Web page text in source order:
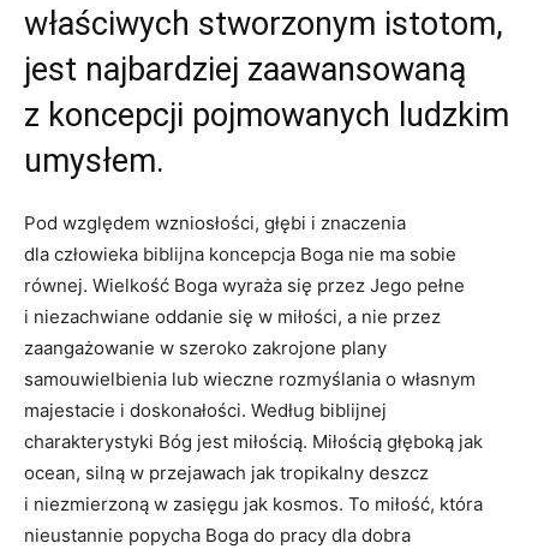
właściwych stworzonym istotom,
jest najbardziej zaawansowaną
z koncepcji pojmowanych ludzkim
umysłem.
Pod względem wzniosłości, głębi i znaczenia
dla człowieka biblijna koncepcja Boga nie ma sobie
równej. Wielkość Boga wyraża się przez Jego pełne
i niezachwiane oddanie się w miłości, a nie przez
zaangażowanie w szeroko zakrojone plany
samouwielbienia lub wieczne rozmyślania o własnym
majestacie i doskonałości. Według biblijnej
charakterystyki Bóg jest miłością. Miłością głęboką jak
ocean, silną w przejawach jak tropikalny deszcz
i niezmierzoną w zasięgu jak kosmos. To miłość, która
nieustannie popycha Boga do pracy dla dobra